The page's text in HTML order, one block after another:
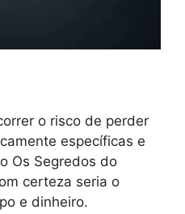
o risco de perder
específicas e
Os Segredos do
certeza seria o
e dinheiro.